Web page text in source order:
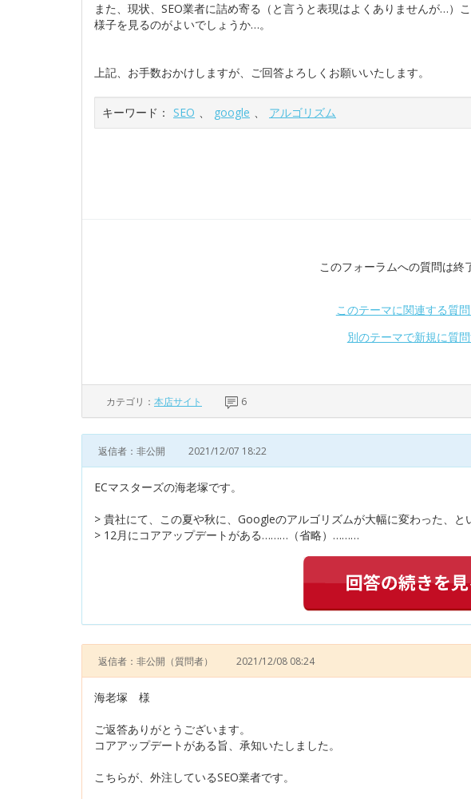
また、現状、SEO業者に詰め寄る（と言うと表現はよくありませんが…）こ
様子を見るのがよいでしょうか…。
上記、お手数おかけしますが、ご回答よろしくお願いいたします。
キーワード： SEO 、 google 、 アルゴリズム
このフォーラムへの質問は終
このテーマに関連する質
別のテーマで新規に質
カテゴリ： 本店サイト 6
返信者：非公開 2021/12/07 18:22
ECマスターズの海老塚です。
> 貴社にて、この夏や秋に、Googleのアルゴリズムが大幅に変わった、と
> 12月にコアアップデートがある………（省略）………
返信者：非公開 （質問者） 2021/12/08 08:24
海老塚 様
ご返答ありがとうございます。
コアアップデートがある旨、承知いたしました。
こちらが、外注しているSEO業者です。